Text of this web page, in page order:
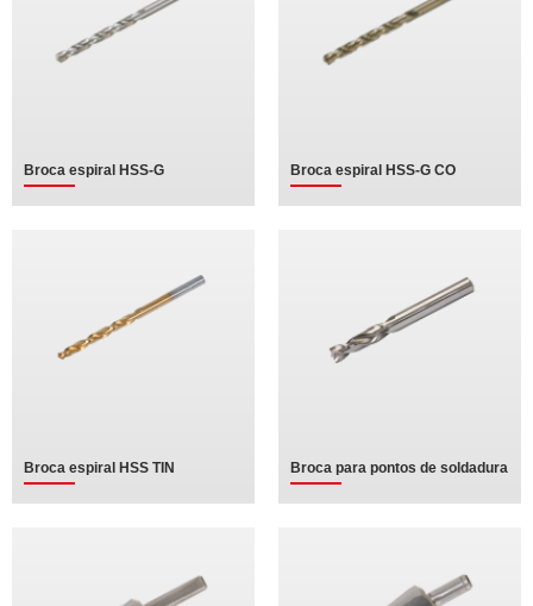
Broca espiral HSS-G Broca espiral HSS-G CO
Broca espiral HSS TIN Broca para pontos de soldadura